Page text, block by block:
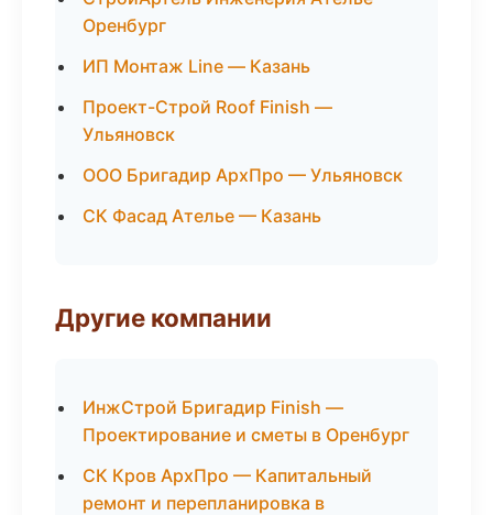
Оренбург
ИП Монтаж Line — Казань
Проект-Строй Roof Finish —
Ульяновск
ООО Бригадир АрхПро — Ульяновск
СК Фасад Ателье — Казань
Другие компании
ИнжСтрой Бригадир Finish —
Проектирование и сметы в Оренбург
СК Кров АрхПро — Капитальный
ремонт и перепланировка в